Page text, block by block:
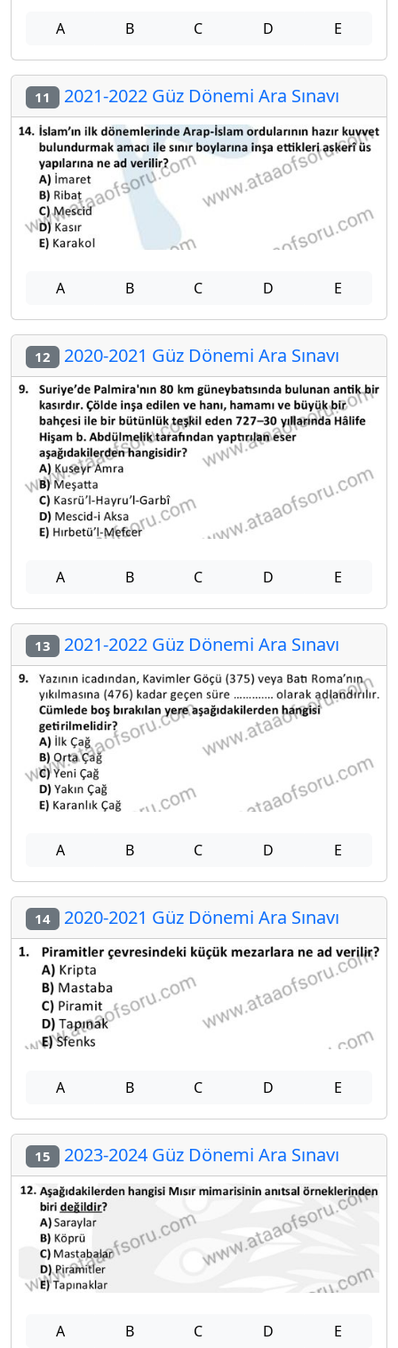
A B C D E
11 2021-2022 Güz Dönemi Ara Sınavı
A B C D E
12 2020-2021 Güz Dönemi Ara Sınavı
A B C D E
13 2021-2022 Güz Dönemi Ara Sınavı
A B C D E
14 2020-2021 Güz Dönemi Ara Sınavı
A B C D E
15 2023-2024 Güz Dönemi Ara Sınavı
A B C D E